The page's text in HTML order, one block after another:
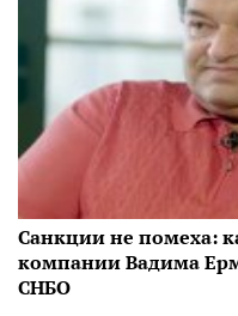
Санкции не помеха:
компании Вадима
СНБО